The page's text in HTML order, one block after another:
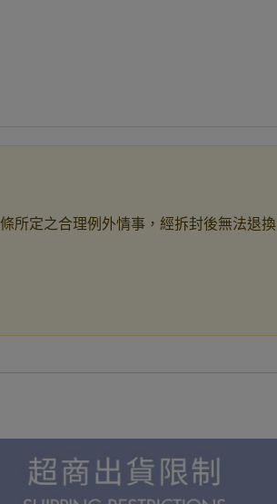
所定之合理例外情事，經拆封後無法退換